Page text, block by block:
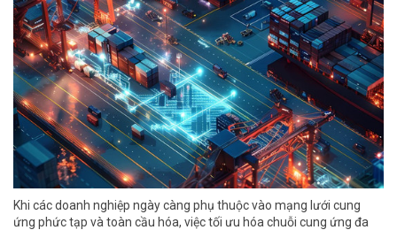
Khi các doanh nghiệp ngày càng phụ thuộc vào mạng lưới cung
ứng phức tạp và toàn cầu hóa, việc tối ưu hóa chuỗi cung ứng đa